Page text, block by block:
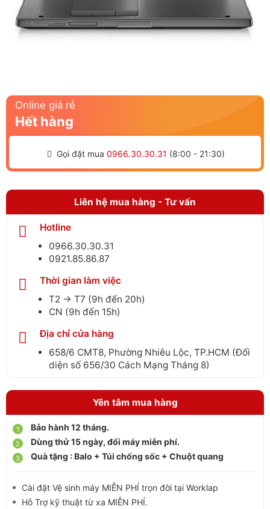
Online giá rẻ
Hết hàng
Gọi đặt mua 0966.30.30.31 (8:00 - 21:30)
Liên hệ mua hàng - Tư vấn
Hotline
0966.30.30.31
0921.85.86.87
Thời gian làm việc
T2 → T7 (9h đến 20h)
CN (9h đến 15h)
Địa chỉ cửa hàng
658/6 CMT8, Phường Nhiêu Lộc, TP.HCM (Đối
diện số 656/30 Cách Mạng Tháng 8)
Yên tâm mua hàng
Bảo hành 12 tháng.
Dùng thử 15 ngày, đổi máy miễn phí.
Quà tặng : Balo + Túi chống sốc + Chuột quang
Cài đặt Vệ sinh máy MIỄN PHÍ trọn đời tại Worklap
Hỗ Trợ kỹ thuật từ xa MIỄN PHÍ.